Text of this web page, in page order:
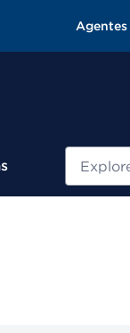
Agentes
Buscar